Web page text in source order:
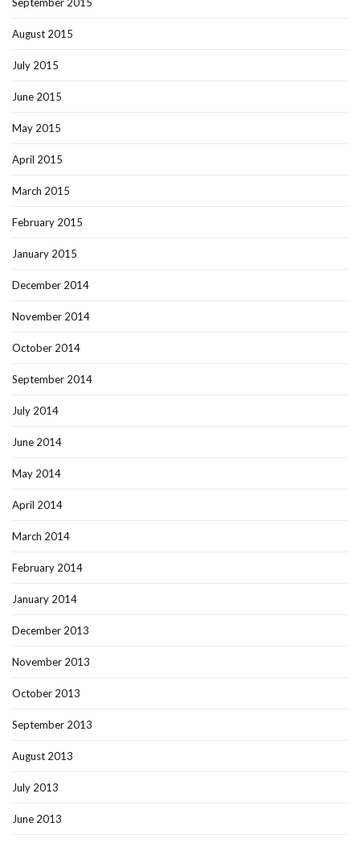
September 2015
August 2015
July 2015
June 2015
May 2015
April 2015
March 2015
February 2015
January 2015
December 2014
November 2014
October 2014
September 2014
July 2014
June 2014
May 2014
April 2014
March 2014
February 2014
January 2014
December 2013
November 2013
October 2013
September 2013
August 2013
July 2013
June 2013